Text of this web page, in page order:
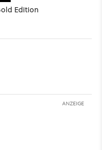
Edition
ANZEIGE